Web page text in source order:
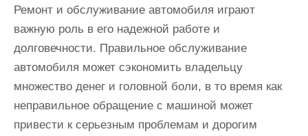
Ремонт и обслуживание автомобиля играют
важную роль в его надежной работе и
долговечности. Правильное обслуживание
автомобиля может сэкономить владельцу
множество денег и головной боли, в то время как
неправильное обращение с машиной может
привести к серьезным проблемам и дорогим